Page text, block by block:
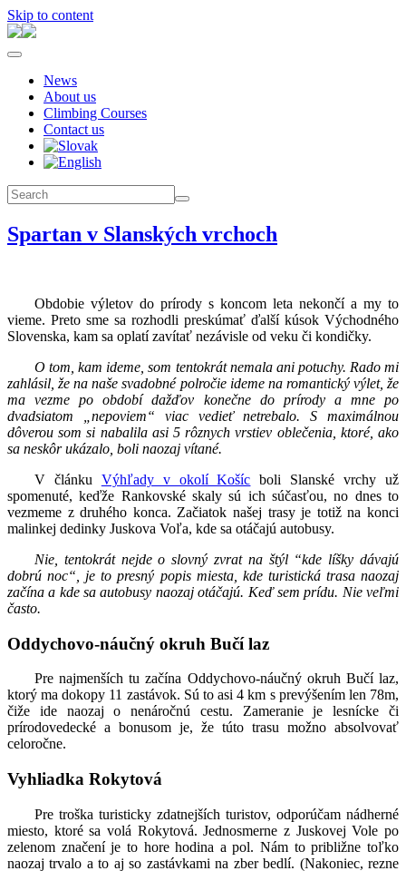
Skip to content
News
About us
Climbing Courses
Contact us
Spartan v Slanských vrchoch
Obdobie výletov do prírody s koncom leta nekončí a my to
vieme. Preto sme sa rozhodli preskúmať ďalší kúsok Východného
Slovenska, kam sa oplatí zavítať nezávisle od veku či kondičky.
O tom, kam ideme, som tentokrát nemala ani potuchy. Rado mi
zahlásil, že na naše svadobné polročie ideme na romantický výlet, že
ma vezme po období dažďov konečne do prírody a mne po
dvadsiatom „nepoviem“ viac vedieť netrebalo. S maximálnou
dôverou som si nabalila asi 5 rôznych vrstiev oblečenia, ktoré, ako
sa neskôr ukázalo, boli naozaj vítané.
V článku Výhľady v okolí Košíc boli Slanské vrchy už
spomenuté, keďže Rankovské skaly sú ich súčasťou, no dnes to
vezmeme z druhého konca. Začiatok našej trasy je totiž na konci
malinkej dedinky Juskova Voľa, kde sa otáčajú autobusy.
Nie, tentokrát nejde o slovný zvrat na štýl “kde líšky dávajú
dobrú noc“, je to presný popis miesta, kde turistická trasa naozaj
začína a kde sa autobusy naozaj otáčajú. Keď sem prídu. Nie veľmi
často.
Oddychovo-náučný okruh Bučí laz
Pre najmenších tu začína Oddychovo-náučný okruh Bučí laz,
ktorý ma dokopy 11 zastávok. Sú to asi 4 km s prevýšením len 78m,
čiže ide naozaj o nenáročnú cestu. Zameranie je lesnícke či
prírodovedecké a bonusom je, že túto trasu možno absolvovať
celoročne.
Vyhliadka Rokytová
Pre troška turisticky zdatnejších turistov, odporúčam nádherné
miesto, ktoré sa volá Rokytová. Jednosmerne z Juskovej Vole po
zelenom značení je to hore hodina a pol. Nám to približne toľko
naozaj trvalo a to aj so zastávkami na zber bedlí. (Nakoniec, rezne